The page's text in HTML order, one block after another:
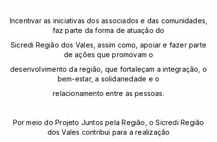
Incentivar as iniciativas dos associados e das comunidades,
faz parte da forma de atuação do
Sicredi Região dos Vales, assim como, apoiar e fazer parte
de ações que promovam o
desenvolvimento da região, que fortaleçam a integração, o
bem-estar, a solidariedade e o
relacionamento entre as pessoas.
Por meio do Projeto Juntos pela Região, o Sicredi Região
dos Vales contribui para a realização